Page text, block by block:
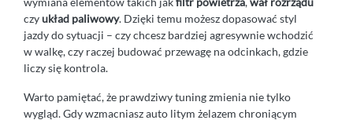
czyukład paliwowy. Dzięki temu możesz dopasować styl
jazdy do sytuacji – czy chcesz bardziej agresywnie wchodzić
w walkę, czy raczej budować przewagę na odcinkach, gdzie
liczy się kontrola.
Warto pamiętać, że prawdziwy tuning zmienia nie tylko
wygląd. Gdy wzmacniasz auto litym żelazem chroniącym